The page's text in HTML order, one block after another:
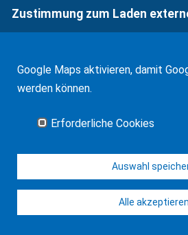
24.06.2016Europäisches
01.01.2016
Erbschaftsteuer und
© WF Synold & Associates 2026
Zustimmung zum Laden
Google Maps aktivieren, damit
werden können.
Erforderliche Cookies
Auswahl
Alle akzeptieren